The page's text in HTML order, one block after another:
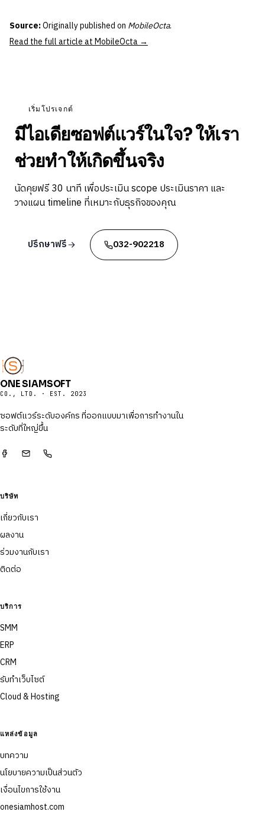
Source:Originally published on MobileOcta.
Read the full article at MobileOcta →
เริ่มโปรเจกต์
มีไอเดียซอฟต์แวร์ในใจ? ให้เรา
ช่วยทำให้เกิดขึ้นจริง
นัดคุยฟรี 30 นาที เพื่อประเมิน scope ประเมินราคา และ
วางแผน timeline ที่เหมาะกับธุรกิจของคุณ
ปรึกษาฟรี 032-902218
ONE SIAMSOFT
CO., LTD. · EST. 2023
ซอฟต์แวร์ระดับองค์กร ที่ออกแบบมาเพื่อการทำงานใน
ระดับที่ใหญ่ขึ้น
บริษัท
เกี่ยวกับเรา
ผลงาน
ร่วมงานกับเรา
ติดต่อ
บริการ
SMM
ERP
CRM
รับทำเว็บไซต์
Cloud & Hosting
แหล่งข้อมูล
บทความ
นโยบายความเป็นส่วนตัว
เงื่อนไขการใช้งาน
onesiamhost.com